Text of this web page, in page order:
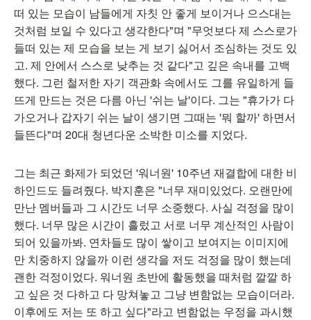
떠 있는 모습이 남들에게 자칫 안 좋게 보이거나 으스대는
것처럼 보일 수 있다고 생각한다"며 "무엇보다 제 스스로가
들떠 있는 제 모습을 보는 게 보기 싫어서 조심하는 것도 있
고. 제 안에서 스스로 낮추는 것 같다"고 깊은 속내를 고백
했다. 그런 철저한 자기 객관화 속에서도 그를 유일하게 들
뜨게 만드는 것은 다름 아닌 '쉬는 날'이다. 그는 "휴가가 다
가오거나 갑자기 쉬는 날이 생기면 그때는 '뭐 할까' 하면서
들뜬다"며 20대 청년다운 소박한 미소를 지었다.
그는 최근 화제가 되었던 '워너원' 10주년 재결합에 대한 비
하인드도 들려줬다. 박지훈은 "너무 재미있었다. 오랜만에
만난 멤버들과 그 시간도 너무 소중했다. 사실 걱정을 많이
했다. 너무 많은 시간이 흘렀고 서로 너무 계산적인 사람이
되어 있을까봐. 연차들도 많이 쌓이고 보여지는 이미지에
만 치중하지 않을까 이런 생각을 저도 걱정을 많이 했는데
괜한 걱정이었다. 워너원 초반에 활동했을 때처럼 깔깔 하
고 싶은 것 다하고 다 망쳐놓고 그냥 변함없는 모습이더라.
이후에도 저는 또 하고 싶다"라고 변함없는 우정을 과시했